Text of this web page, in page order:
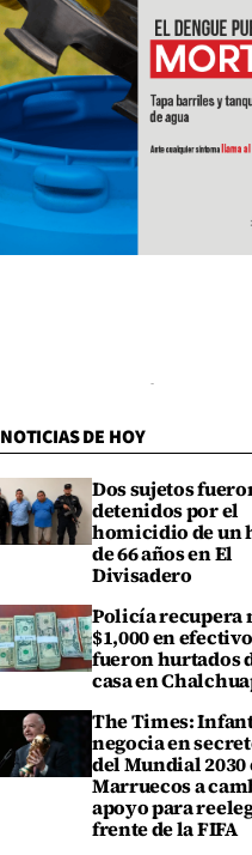
NOTICIAS DE HOY
Dos sujetos
detenidos por el
homicidio de un
de 66 años en El
Divisadero
Policía recupera
$1,000 en
fueron hurtados
casa en
The Times:
negocia en
del Mundial 2030
Marruecos a
apoyo para
frente de la FIFA